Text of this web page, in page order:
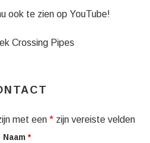
ook te zien op YouTube!
Crossing Pipes
met een * zijn vereiste velden
Naam *